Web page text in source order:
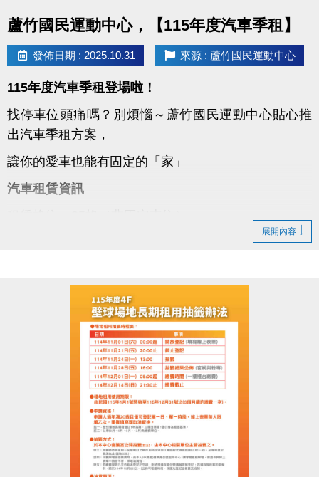
蘆竹國民運動中心，【115年度汽車季租】
發佈日期 : 2025.10.31 來源 : 蘆竹國民運動中心
115年度汽車季租登場啦！
找停車位頭痛嗎？別煩惱～蘆竹國民運動中心貼心推
出汽車季租方案，
讓你的愛車也能有固定的「家」
汽車租賃資訊
租期：115年1月1日至115年12月31日止
登記期間：114/11/1(六)～11/23(日)
每天 08:00～21:00 至本館1樓客服組辦理現場登記
名冊公告：11/25(二)前
抽籤日期：11/27(四) 14:00
地點：蘆竹國民運動中心1樓
正取公告：11/28(五)15:00
展開內容